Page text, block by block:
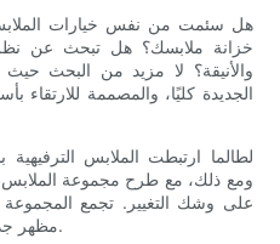
هل سئمت من نفس خيارات الملابس
خزانة ملابسك؟ هل تبحث عن
والأنيقة؟ لا مزيد من البحث حيث
الجديدة كليًا، والمصممة للارتقاء
لطالما ارتبطت الملابس الترفيهية
ومع ذلك، مع طرح مجموعة الملابس
على وشك التغيير. تجمع المجموعة
مظهر جديد عصري ومريح في نفس الوقت.